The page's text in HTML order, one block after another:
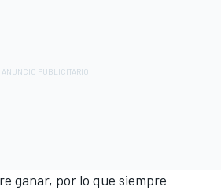
ganar, por lo que siempre